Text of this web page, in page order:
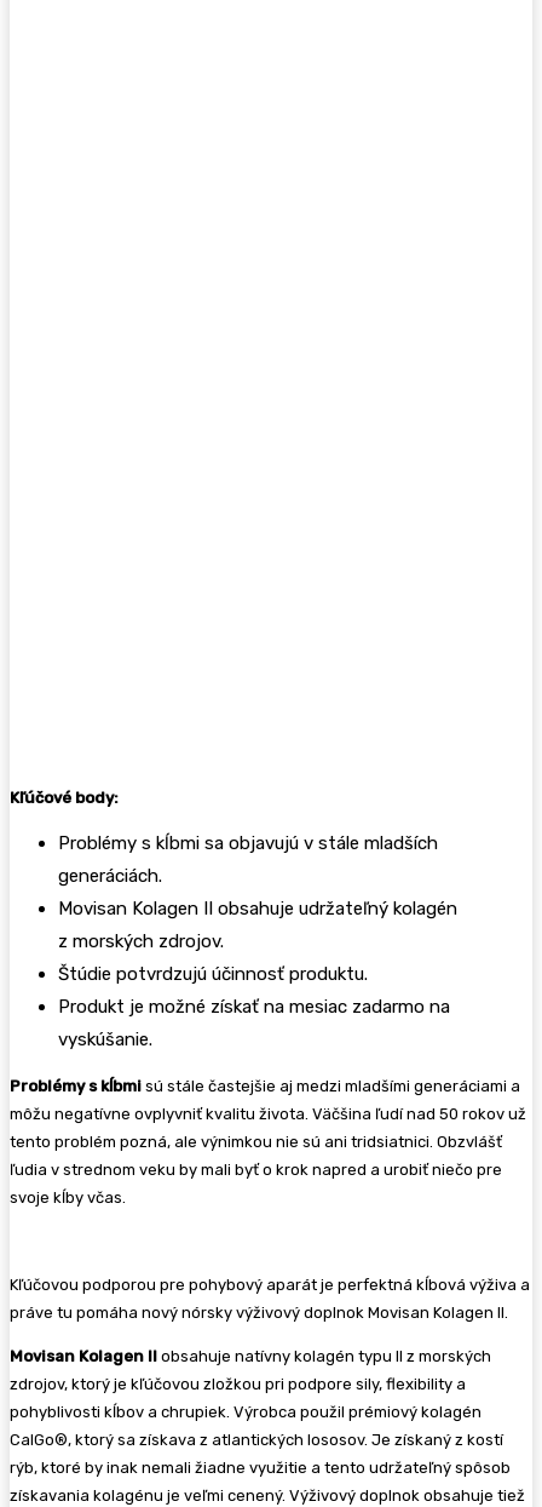
Kľúčové body:
Problémy s kĺbmi sa objavujú v stále mladších
generáciách.
Movisan Kolagen II obsahuje udržateľný kolagén
z morských zdrojov.
Štúdie potvrdzujú účinnosť produktu.
Produkt je možné získať na mesiac zadarmo na
vyskúšanie.
Problémy s kĺbmi sú stále častejšie aj medzi mladšími generáciami a
môžu negatívne ovplyvniť kvalitu života. Väčšina ľudí nad 50 rokov už
tento problém pozná, ale výnimkou nie sú ani tridsiatnici. Obzvlášť
ľudia v strednom veku by mali byť o krok napred a urobiť niečo pre
svoje kĺby včas.
Kľúčovou podporou pre pohybový aparát je perfektná kĺbová výživa a
práve tu pomáha nový nórsky výživový doplnok Movisan Kolagen II.
Movisan Kolagen II obsahuje natívny kolagén typu II z morských
zdrojov, ktorý je kľúčovou zložkou pri podpore sily, flexibility a
pohyblivosti kĺbov a chrupiek. Výrobca použil prémiový kolagén
CalGo®, ktorý sa získava z atlantických lososov. Je získaný z kostí
rýb, ktoré by inak nemali žiadne využitie a tento udržateľný spôsob
získavania kolagénu je veľmi cenený. Výživový doplnok obsahuje tiež